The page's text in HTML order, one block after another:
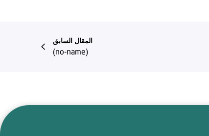
المقال السابق
(no-name)